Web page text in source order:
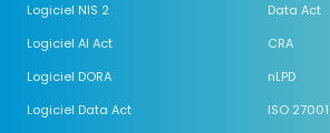
Logiciel NIS 2
Logiciel AI Act
Logiciel DORA
Logiciel Data Act
Data Act
CRA
nLPD
ISO 27001